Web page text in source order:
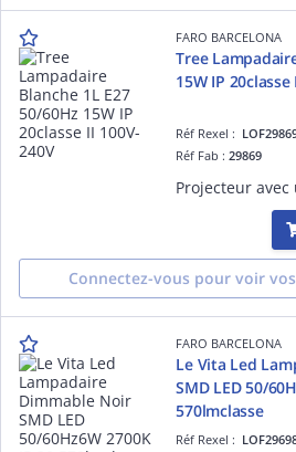
FARO BARCELONA
Tree Lampadaire Blanche 1L E27 50/
15W IP 20classe
Réf Rexel :
Réf Fab :29869
Connectez-vous pour voir
FARO BARCELONA
Le Vita Led Lampadaire
SMD LED 50/
570lmclasse
Réf Rexel :